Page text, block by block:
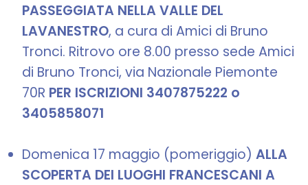
PASSEGGIATA NELLA VALLE DEL
LAVANESTRO, a cura di Amici di Bruno
Tronci. Ritrovo ore 8.00 presso sede Amici
di Bruno Tronci, via Nazionale Piemonte
70R PER ISCRIZIONI 3407875222 o
3405858071
Domenica 17 maggio (pomeriggio) ALLA
SCOPERTA DEI LUOGHI FRANCESCANI A